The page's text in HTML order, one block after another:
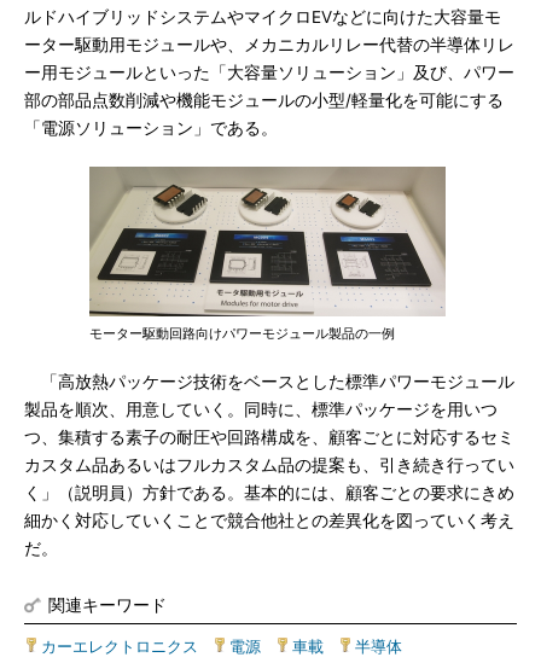
ルドハイブリッドシステムやマイクロEVなどに向けた大容量モ
ーター駆動用モジュールや、メカニカルリレー代替の半導体リレ
ー用モジュールといった「大容量ソリューション」及び、パワー
部の部品点数削減や機能モジュールの小型/軽量化を可能にする
「電源ソリューション」である。
モーター駆動回路向けパワーモジュール製品の一例
「高放熱パッケージ技術をベースとした標準パワーモジュール
製品を順次、用意していく。同時に、標準パッケージを用いつ
つ、集積する素子の耐圧や回路構成を、顧客ごとに対応するセミ
カスタム品あるいはフルカスタム品の提案も、引き続き行ってい
く」（説明員）方針である。基本的には、顧客ごとの要求にきめ
細かく対応していくことで競合他社との差異化を図っていく考え
だ。
関連キーワード
カーエレクトロニクス 電源 車載 半導体